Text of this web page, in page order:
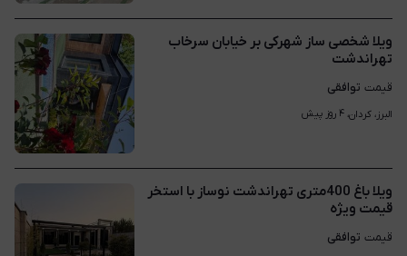
ویلا شخصی ساز شهرکی بر خیابان سرخاب
تهراندشت
قیمت توافقی
البرز، کردان، ۴ روز پیش
ویلا باغ 400متری تهراندشت نوساز با استخر
قیمت ویژه
قیمت توافقی